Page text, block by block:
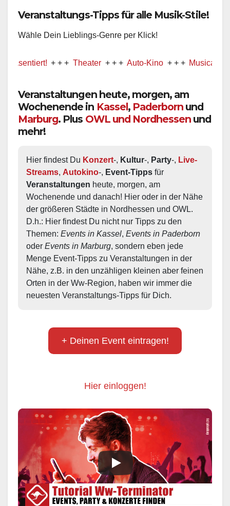
Veranstaltungs-Tipps für alle Musik-Stile!
Wähle Dein Lieblings-Genre per Klick!
+ + + Theater + + + Auto-Kino + + + Musical + + +
Veranstaltungen heute, morgen, am
Wochenende in Kassel, Paderborn und
Marburg. Plus OWL und Nordhessen und
mehr!
Hier findest Du Konzert-, Kultur-, Party-, Live-
Streams, Autokino-, Event-Tipps
Veranstaltungen heute, morgen, am
Wochenende und danach! Hier oder in der Nähe
der größeren Städte in Nordhessen und OWL.
D.h.: Hier findest Du nicht nur Tipps zu den
Themen: Events in Kassel, Events in Paderborn
oder Events in Marburg, sondern eben jede
Menge Event-Tipps zu Veranstaltungen in der
Nähe, z.B. in den unzähligen kleinen aber feinen
Orten in der Ww-Region, haben wir immer die
neuesten Veranstaltungs-Tipps für Dich.
+ Deinen Event eintragen!
Hier einloggen!